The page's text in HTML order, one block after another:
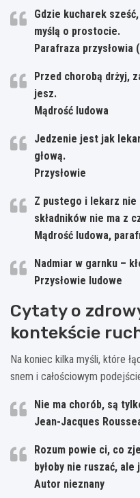
Gdzie kucharek
myślą o prostocie.
Parafraza przysłowia
Przed chorobą drżyj,
jesz.
Mądrość ludowa
Jedzenie jest jak
głową.
Przysłowie
Z pustego i lekarz
składników nie ma z
Mądrość ludowa,
Nadmiar w garnku –
Przysłowie ludowe
Cytaty o
kontekście
Na koniec kilka myśli, które
snem i całościowym
Nie ma chorób, są
Jean-Jacques
Rozum powie ci, co
byłoby nie ruszać,
Autor nieznany